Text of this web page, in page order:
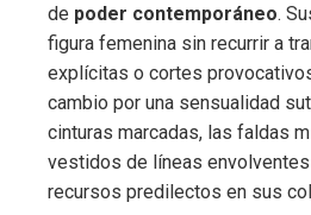
de poder contemporáneo.
figura femenina sin recurrir a
explícitas o cortes
cambio por una sensualidad
cinturas marcadas, las faldas
vestidos de líneas
recursos predilectos en sus